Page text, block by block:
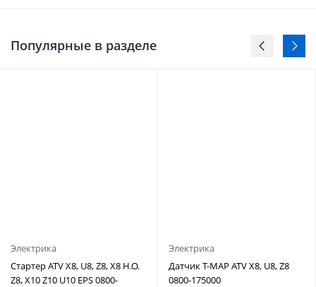
Популярные в разделе
Электрика
Стартер ATV Х8, U8, Z8, X8 H.O.
Z8, X10 Z10 U10 EPS 0800-
Электрика
Датчик T-MAP ATV X8, U8, Z8
0800-175000